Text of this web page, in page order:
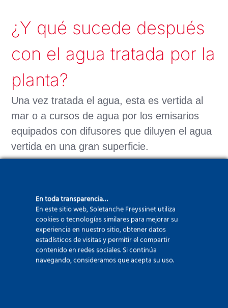
¿Y qué sucede después
con el agua tratada por la
planta?
Una vez tratada el agua, esta es vertida al
mar o a cursos de agua por los emisarios
equipados con difusores que diluyen el agua
vertida en una gran superficie.
construcción de un sistema de vertido en el
mar mediante la realización de un emisario
que incluía:
Un pozo de 12 m de diámetroy 22 m
En toda transparencia…
En este sitio web, Soletanche Freyssinet utiliza
cookies o tecnologías similares para mejorar su
experiencia en nuestro sitio, obtener datos
estadísticos de visitas y permitir el compartir
contenido en redes sociales. Si continúa
navegando, consideramos que acepta su uso.